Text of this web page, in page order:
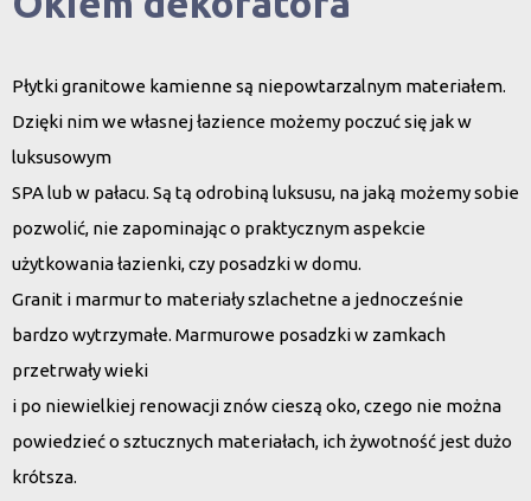
Płytki granitowe kamienne są niepowtarzalnym materiałem.
Dzięki nim we własnej łazience możemy poczuć się jak w
luksusowym
SPA lub w pałacu. Są tą odrobiną luksusu, na jaką możemy sobie
pozwolić, nie zapominając o praktycznym aspekcie
użytkowania łazienki, czy posadzki w domu.
Granit i marmur to materiały szlachetne a jednocześnie
bardzo wytrzymałe. Marmurowe posadzki w zamkach
przetrwały wieki
i po niewielkiej renowacji znów cieszą oko, czego nie można
powiedzieć o sztucznych materiałach, ich żywotność jest dużo
krótsza.